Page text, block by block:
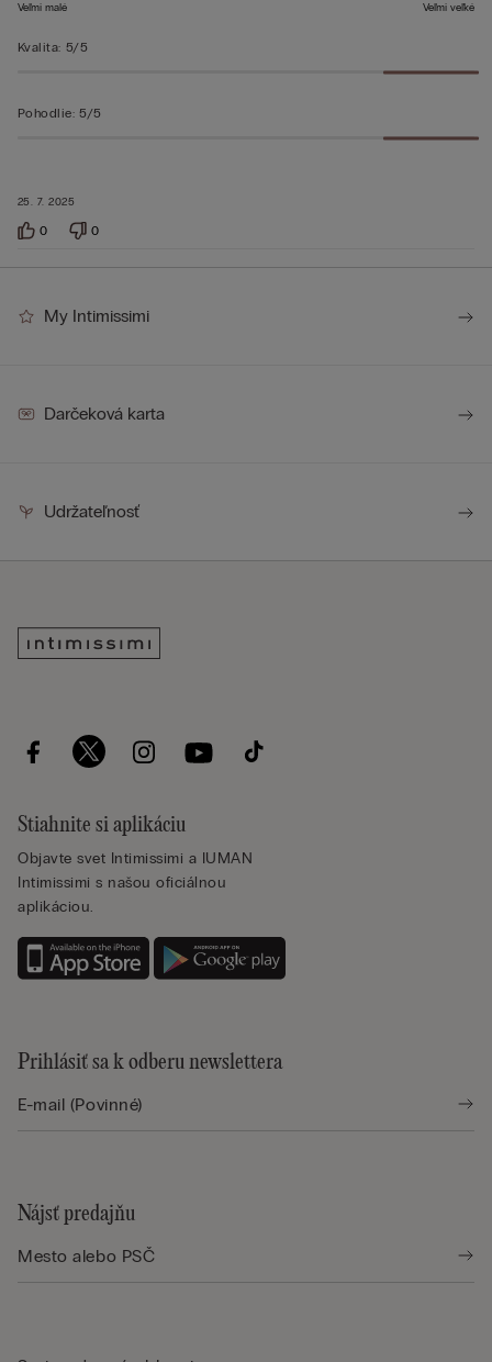
25. 7. 2025
Veľmi malé Veľmi veľké
Kvalita: 5/5
Pohodlie: 5/5
0 0
My Intimissimi
Darčeková karta
Udržateľnosť
Stiahnite si aplikáciu
Objavte svet Intimissimi a IUMAN
Intimissimi s našou oficiálnou
aplikáciou.
Prihlásiť sa k odberu newslettera
Nájsť predajňu